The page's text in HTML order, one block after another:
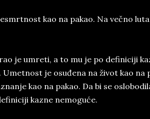
kao na pakao. Na večno
je umreti, a to mu je po definiciji
je osuđena na život kao na
kao na pakao. Da bi se
kazne nemoguće.